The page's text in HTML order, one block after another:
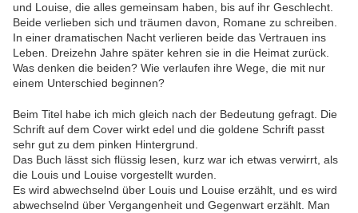
und Louise, die alles gemeinsam haben, bis auf ihr Geschlecht.
Beide verlieben sich und träumen davon, Romane zu schreiben.
In einer dramatischen Nacht verlieren beide das Vertrauen ins
Leben. Dreizehn Jahre später kehren sie in die Heimat zurück.
Was denken die beiden? Wie verlaufen ihre Wege, die mit nur
einem Unterschied beginnen?
Beim Titel habe ich mich gleich nach der Bedeutung gefragt. Die
Schrift auf dem Cover wirkt edel und die goldene Schrift passt
sehr gut zu dem pinken Hintergrund.
Das Buch lässt sich flüssig lesen, kurz war ich etwas verwirrt, als
die Louis und Louise vorgestellt wurden.
Es wird abwechselnd über Louis und Louise erzählt, und es wird
abwechselnd über Vergangenheit und Gegenwart erzählt. Man